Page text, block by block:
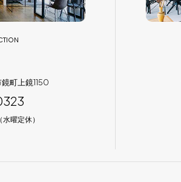
町上鏡1150
曜定休）